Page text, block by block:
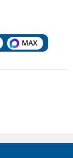
MAX